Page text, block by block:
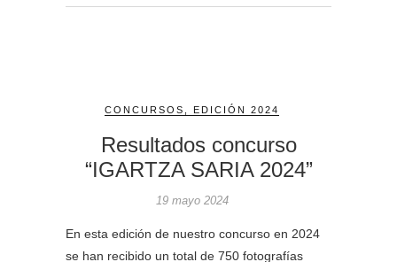
CONCURSOS EDICIÓN 2024
Resultados concurso
“IGARTZA SARIA 2024”
19 mayo 2024
En esta edición de nuestro concurso en 2024
se han recibido un total de 750 fotografías